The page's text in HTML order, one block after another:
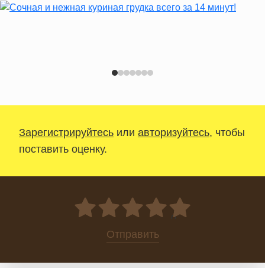
Зарегистрируйтесь или авторизуйтесь, чтобы
поставить оценку.
0
Отправить